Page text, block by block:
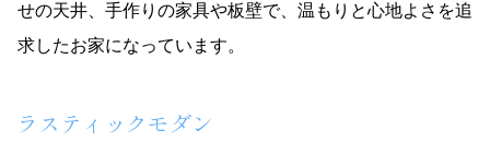
せの天井、手作りの家具や板壁で、温もりと心地よさを追
求したお家になっています。
ラスティックモダン